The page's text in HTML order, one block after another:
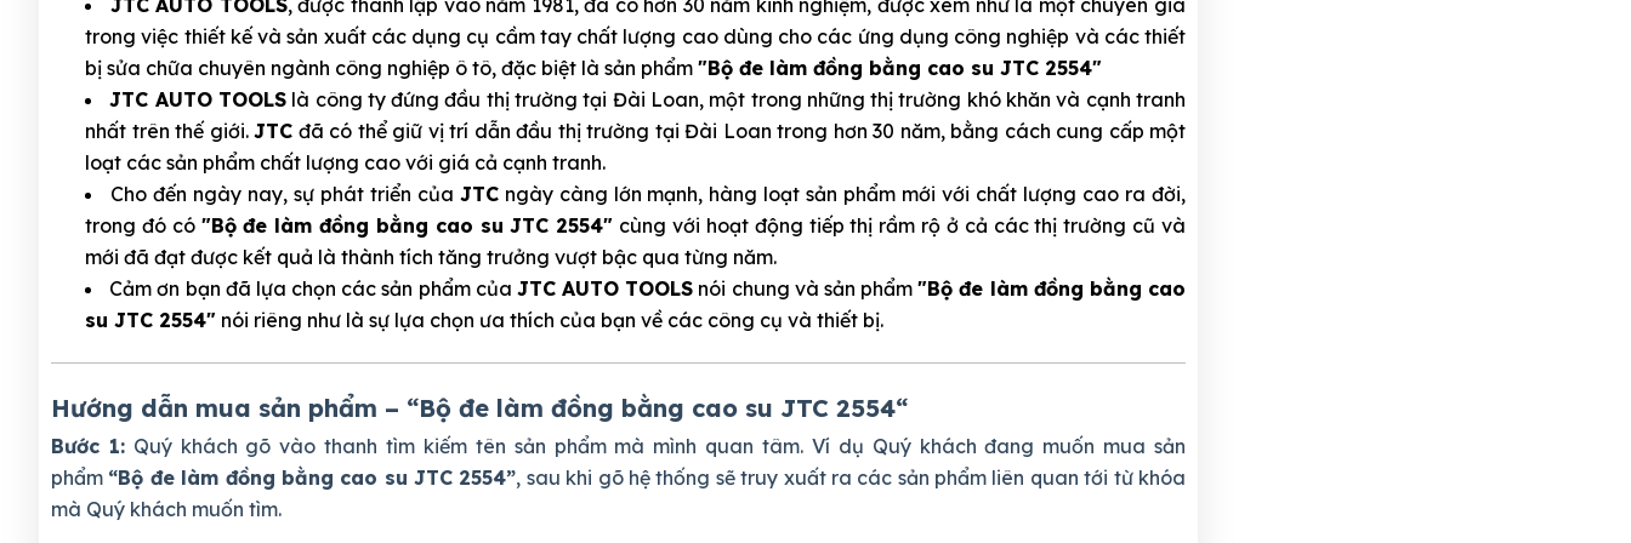
JTC AUTO TOOLS, được thành lập vào năm 1981, đã có hơn 30 năm kinh nghiệm, được xem như là một chuyên gia
trong việc thiết kế và sản xuất các dụng cụ cầm tay chất lượng cao dùng cho các ứng dụng công nghiệp và các thiết
bị sửa chữa chuyên ngành công nghiệp ô tô, đặc biệt là sản phẩm "Bộ đe làm đồng bằng cao su JTC 2554"
JTC AUTO TOOLSlà công ty đứng đầu thị trường tại Đài Loan, một trong những thị trường khó khăn và cạnh tranh
nhất trên thế giới. JTC đã có thể giữ vị trí dẫn đầu thị trường tại Đài Loan trong hơn 30 năm, bằng cách cung cấp một
loạt các sản phẩm chất lượng cao với giá cả cạnh tranh.
Cho đến ngày nay, sự phát triển của JTCngày càng lớn mạnh, hàng loạt sản phẩm mới với chất lượng cao ra đời,
trong đó có "Bộ đe làm đồng bằng cao su JTC 2554" cùng với hoạt động tiếp thị rầm rộ ở cả các thị trường cũ và
mới đã đạt được kết quả là thành tích tăng trưởng vượt bậc qua từng năm.
Cảm ơn bạn đã lựa chọn các sản phẩm của JTC AUTO TOOLS nói chung và sản phẩm"Bộ đe làm đồng bằng cao
su JTC 2554" nói riêng như là sự lựa chọn ưa thích của bạn về các công cụ và thiết bị.
Hướng dẫn mua sản phẩm – “Bộ đe làm đồng bằng cao su JTC 2554“
Bước 1:Quý khách gõ vào thanh tìm kiếm tên sản phẩm mà mình quan tâm. Ví dụ Quý khách đang muốn mua sản
phẩm “Bộ đe làm đồng bằng cao su JTC 2554”, sau khi gõ hệ thống sẽ truy xuất ra các sản phẩm liên quan tới từ khóa
mà Quý khách muốn tìm.